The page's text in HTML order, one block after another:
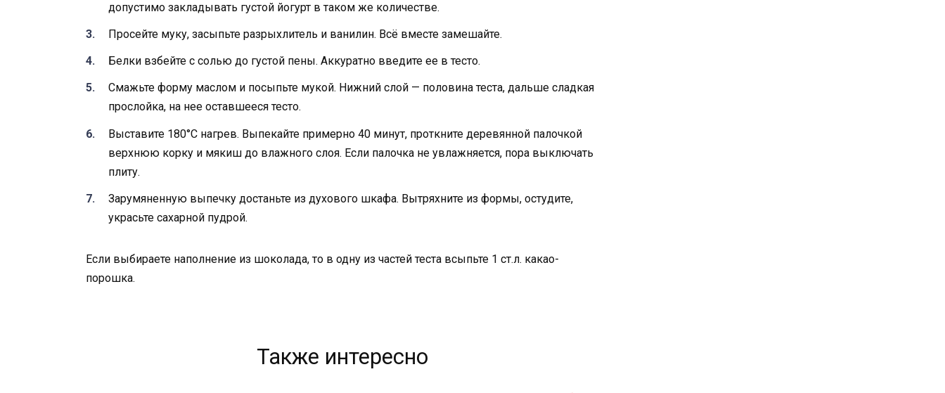
допустимо закладывать густой йогурт в таком же количестве.
Просейте муку, засыпьте разрыхлитель и ванилин. Всё вместе замешайте.
Белки взбейте с солью до густой пены. Аккуратно введите ее в тесто.
Смажьте форму маслом и посыпьте мукой. Нижний слой — половина теста, дальше сладкая
прослойка, на нее оставшееся тесто.
Выставите 180°С нагрев. Выпекайте примерно 40 минут, проткните деревянной палочкой
верхнюю корку и мякиш до влажного слоя. Если палочка не увлажняется, пора выключать
плиту.
Зарумяненную выпечку достаньте из духового шкафа. Вытряхните из формы, остудите,
украсьте сахарной пудрой.
Если выбираете наполнение из шоколада, то в одну из частей теста всыпьте 1 ст.л. какао-
порошка.
Также интересно